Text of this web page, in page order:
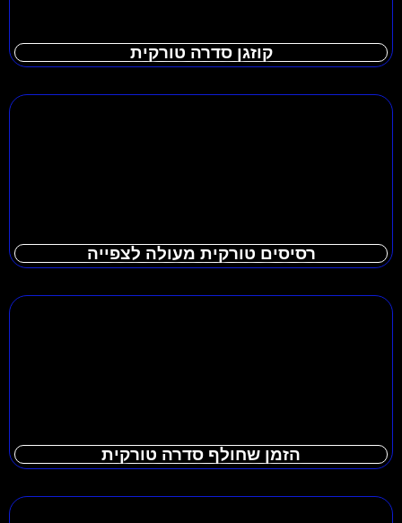
קוזגן סדרה טורקית
רסיסים טורקית מעולה לצפייה
הזמן שחולף סדרה טורקית